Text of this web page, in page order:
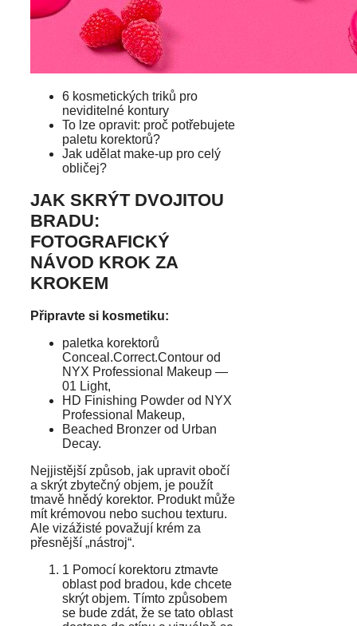
6 kosmetických triků pro
neviditelné kontury
To lze opravit: proč potřebujete
paletu korektorů?
Jak udělat make-up pro celý
obličej?
JAK SKRÝT DVOJITOU
BRADU:
FOTOGRAFICKÝ
NÁVOD KROK ZA
KROKEM
Připravte si kosmetiku:
paletka korektorů
Conceal.Correct.Contour od
NYX Professional Makeup —
01 Light,
HD Finishing Powder od NYX
Professional Makeup,
Beached Bronzer od Urban
Decay.
Nejjistější způsob, jak upravit obočí
a skrýt zbytečný objem, je použít
tmavě hnědý korektor. Produkt může
mít krémovou nebo suchou texturu.
Ale vizážisté považují krém za
přesnější „nástroj“.
1 Pomocí korektoru ztmavte
oblast pod bradou, kde chcete
skrýt objem. Tímto způsobem
se bude zdát, že se tato oblast